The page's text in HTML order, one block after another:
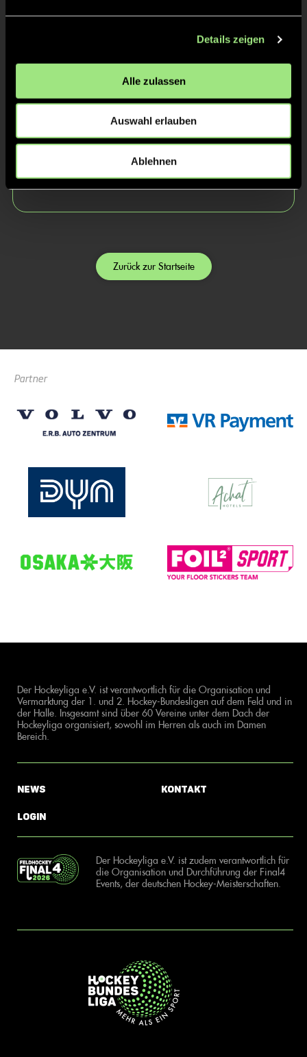
Details zeigen
Alle zulassen
Auswahl erlauben
Ablehnen
Balthasar
Beier
Zurück zur Startseite
Partner
Der Hockeyliga e.V. ist verantwortlich für die Organisation und
Vermarktung der 1. und 2. Hockey-Bundesligen auf dem Feld und in
der Halle. Insgesamt sind über 60 Vereine unter dem Dach der
Hockeyliga organisiert, sowohl im Herren als auch im Damen
Bereich.
News
Login
Kontakt
Der Hockeyliga e.V. ist zudem verantwortlich für
die Organisation und Durchführung der Final4
Events, der deutschen Hockey-Meisterschaften.